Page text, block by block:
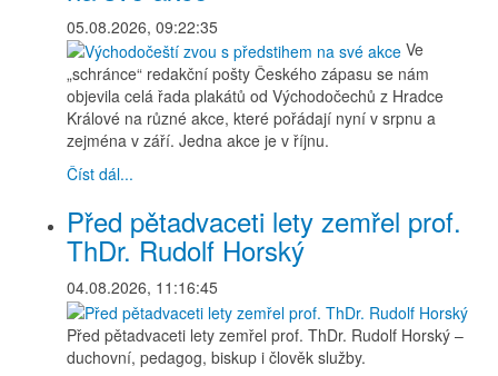
05.08.2026, 09:22:35
Ve
„schránce“ redakční pošty Českého zápasu se nám
objevila celá řada plakátů od Východočechů z Hradce
Králové na různé akce, které pořádají nyní v srpnu a
zejména v září. Jedna akce je v říjnu.
Číst dál...
Před pětadvaceti lety zemřel prof.
ThDr. Rudolf Horský
04.08.2026, 11:16:45
Před pětadvaceti lety zemřel prof. ThDr. Rudolf Horský –
duchovní, pedagog, biskup i člověk služby.